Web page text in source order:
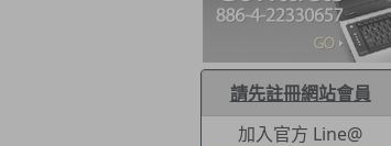
請先註冊網站會員
加入官方 Line@